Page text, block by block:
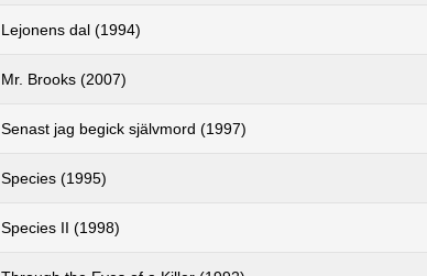
Lejonens dal (1994)
Mr. Brooks (2007)
Senast jag begick självmord (1997)
Species (1995)
Species II (1998)